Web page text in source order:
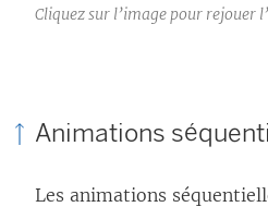
Cliquez sur l’image pour rejouer
Animations
Les animations